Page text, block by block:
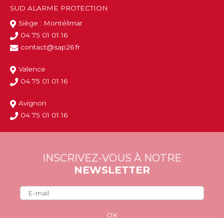
SUD ALARME PROTECTION
Siège : Montélimar
04 75 01 01 16
contact@sap26.fr
Valence
04 75 01 01 16
Avignon
04 75 01 01 16
INSCRIVEZ-VOUS À NOTRE
NEWSLETTER
OK